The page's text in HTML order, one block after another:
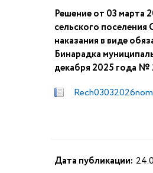
Решение от 03 марта
сельского
наказания в виде
Бинарадка
декабря 2025 года №
Дата публикации: